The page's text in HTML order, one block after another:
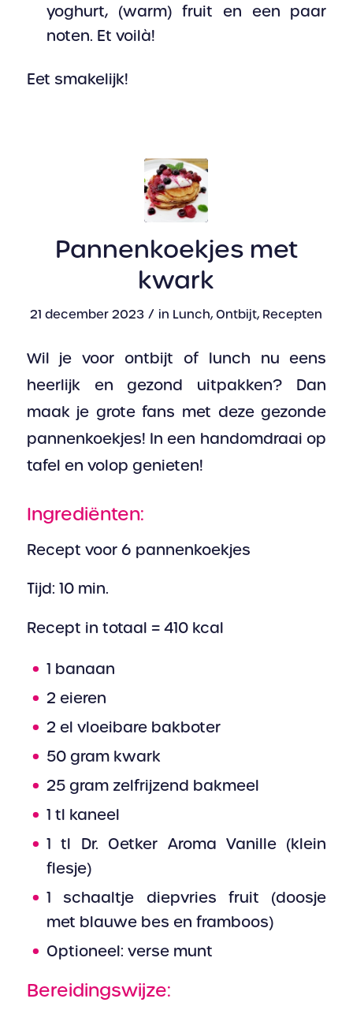
yoghurt, (warm) fruit en een paar
noten. Et voilà!
Eet smakelijk!
Pannenkoekjes met
kwark
21 december 2023 / in Lunch,Ontbijt, Recepten
Wil je voor ontbijt of lunch nu eens
heerlijk en gezond uitpakken? Dan
maak je grote fans met deze gezonde
pannenkoekjes! In een handomdraai op
tafel en volop genieten!
Ingrediënten:
Recept voor 6 pannenkoekjes
Tijd: 10 min.
Recept in totaal = 410 kcal
1 banaan
2 eieren
2 el vloeibare bakboter
50 gram kwark
25 gram zelfrijzend bakmeel
1 tl kaneel
1 tl Dr. Oetker Aroma Vanille (klein
flesje)
1 schaaltje diepvries fruit (doosje
met blauwe bes en framboos)
Optioneel: verse munt
Bereidingswijze: